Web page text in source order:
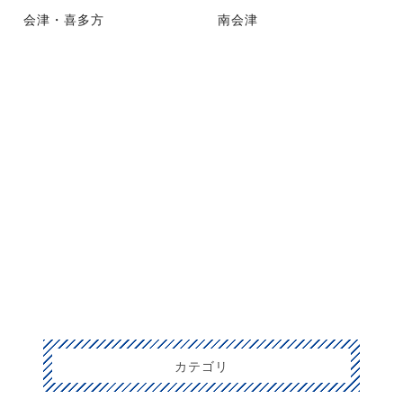
会津・喜多方 南会津
カテゴリ